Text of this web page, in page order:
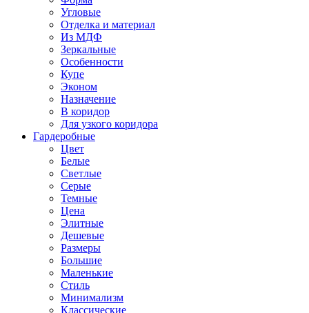
Угловые
Отделка и материал
Из МДФ
Зеркальные
Особенности
Купе
Эконом
Назначение
В коридор
Для узкого коридора
Гардеробные
Цвет
Белые
Светлые
Серые
Темные
Цена
Элитные
Дешевые
Размеры
Большие
Маленькие
Стиль
Минимализм
Классические